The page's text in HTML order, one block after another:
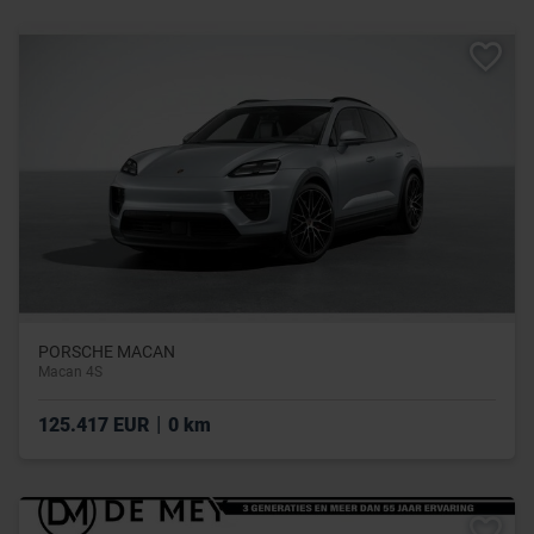
PORSCHE MACAN
Macan 4S
125.417 EUR | 0 km